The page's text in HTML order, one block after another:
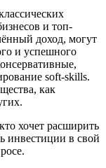
и топ-
доход, могут
и успешного
soft-skills.
как
хочет расширить
инвестиции в свой